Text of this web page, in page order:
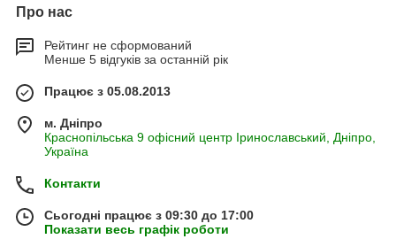
Про нас
Рейтинг не сформований
Менше 5 відгуків за останній рік
Працює з 05.08.2013
м. Дніпро
Краснопільська 9 офісний центр Іринославський, Дніпро,
Україна
Контакти
Сьогодні працює з 09:30 до 17:00
Показати весь графік роботи